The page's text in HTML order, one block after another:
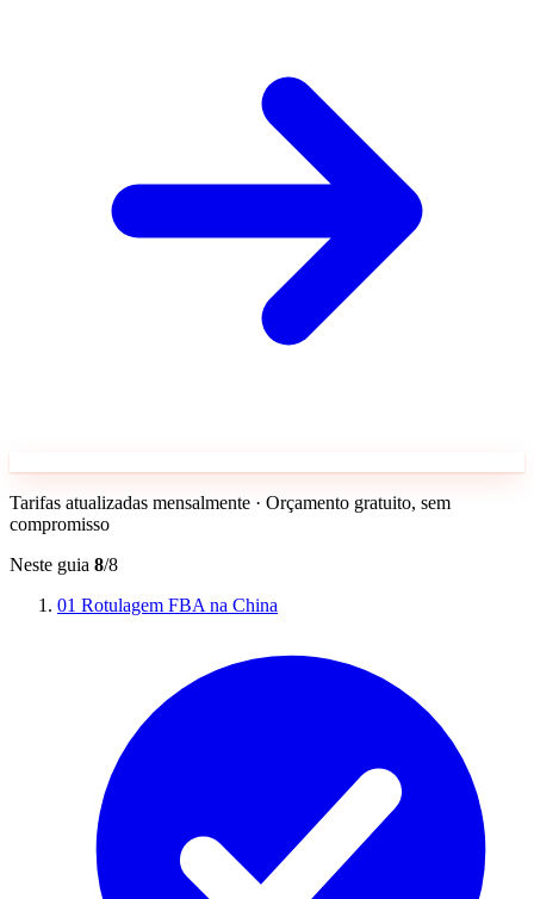
Tarifas atualizadas mensalmente · Orçamento gratuito, sem
compromisso
Neste guia 8/8
01 Rotulagem FBA na China